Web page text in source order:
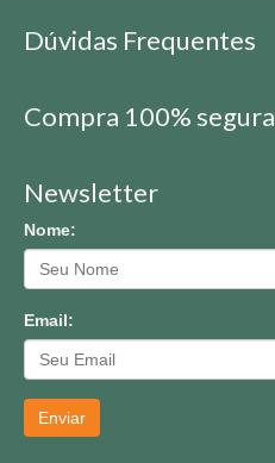
Dúvidas Frequentes
Compra 100% segura
Newsletter
Nome:
Email:
Enviar